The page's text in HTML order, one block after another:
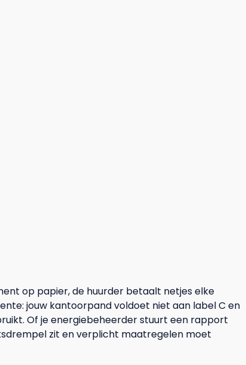
op papier, de huurder betaalt netjes elke
jouw kantoorpand voldoet niet aan label C en
Of je energiebeheerder stuurt een rapport
zit en verplicht maatregelen moet